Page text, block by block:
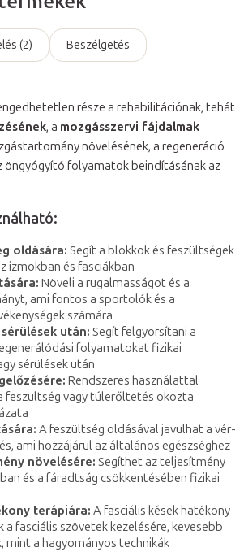
(2) Beszélgetés
része a rehabilitációnak, tehát
, a mozgásszervi fájdalmak
növelésének, a regeneráció
öngyógyító folyamatok beindításának az
oldására: Segít a blokkok és feszültségek
izmokban és fasciákban
Növeli a rugalmasságot és a
ami fontos a sportolók és a
számára
után: Segít felgyorsítani a
folyamatokat fizikai
sérülések után
Rendszeres használattal
feszültség vagy túlerőltetés okozta
A feszültség oldásával javulhat a vér-
ami hozzájárul az általános egészséghez
növelésére: Segíthet az teljesítmény
és a fáradtság csökkentésében fizikai
terápiára: A fasciális kések hatékony
fasciális szövetek kezelésére, kevesebb
mint a hagyományos technikák